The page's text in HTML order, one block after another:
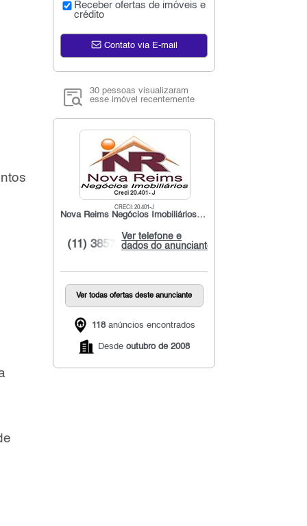
Receber ofertas de imóveis e
crédito
Contato via E-mail
30 pessoas visualizaram
esse imóvel recentemente
CRECI: 20.401-J
Nova Reims Negócios Imobiliários Ltda.
Ver telefone e
dados do anunciante
(11) 3857...
Ver todas ofertas deste anunciante
118anúncios encontrados
Desde outubro de 2008